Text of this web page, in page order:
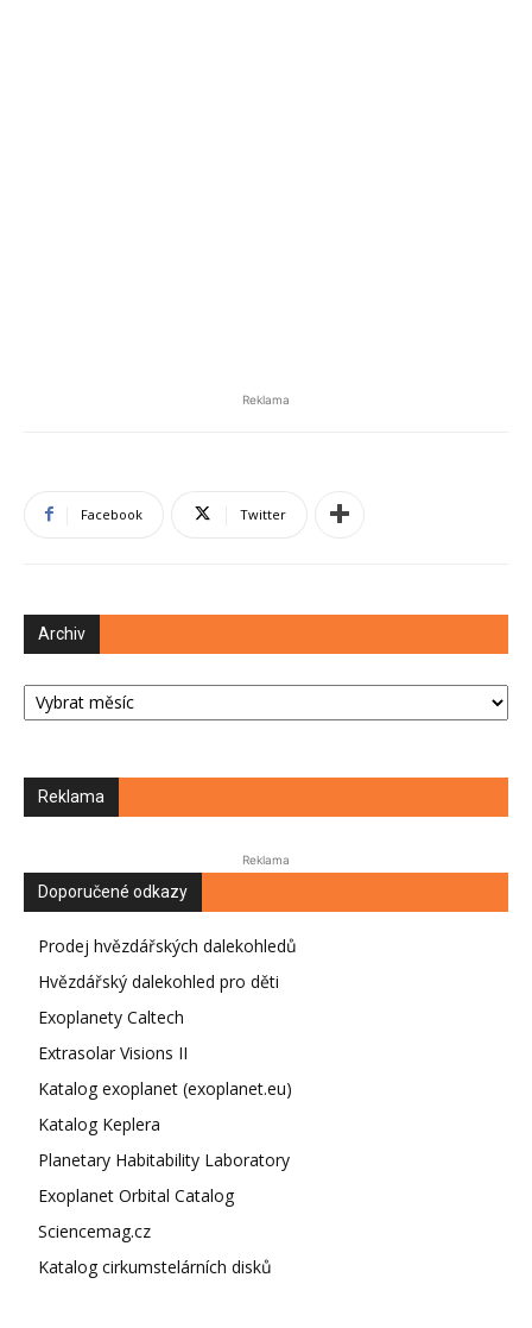
Reklama
Facebook Twitter
Archiv
Archiv
Reklama
Reklama
Doporučené odkazy
Prodej hvězdářských dalekohledů
Hvězdářský dalekohled pro děti
Exoplanety Caltech
Extrasolar Visions II
Katalog exoplanet (exoplanet.eu)
Katalog Keplera
Planetary Habitability Laboratory
Exoplanet Orbital Catalog
Sciencemag.cz
Katalog cirkumstelárních disků